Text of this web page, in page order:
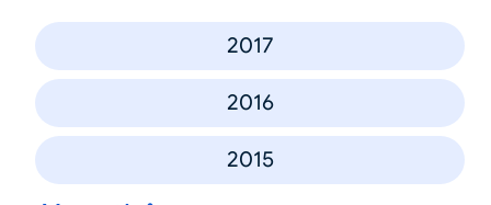
2017
2016
2015